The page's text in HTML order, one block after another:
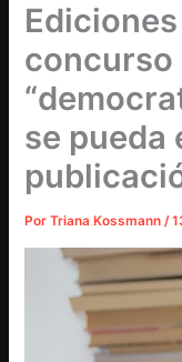
Ediciones
concurso
se pueda
PorTriana Kossmann/